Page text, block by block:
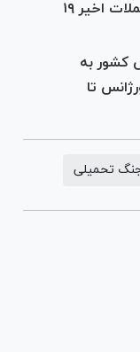
رئیس سازمان اورژانس کشور: در حملات اخیر ۱۹
کشور به
تا
تحمیلی